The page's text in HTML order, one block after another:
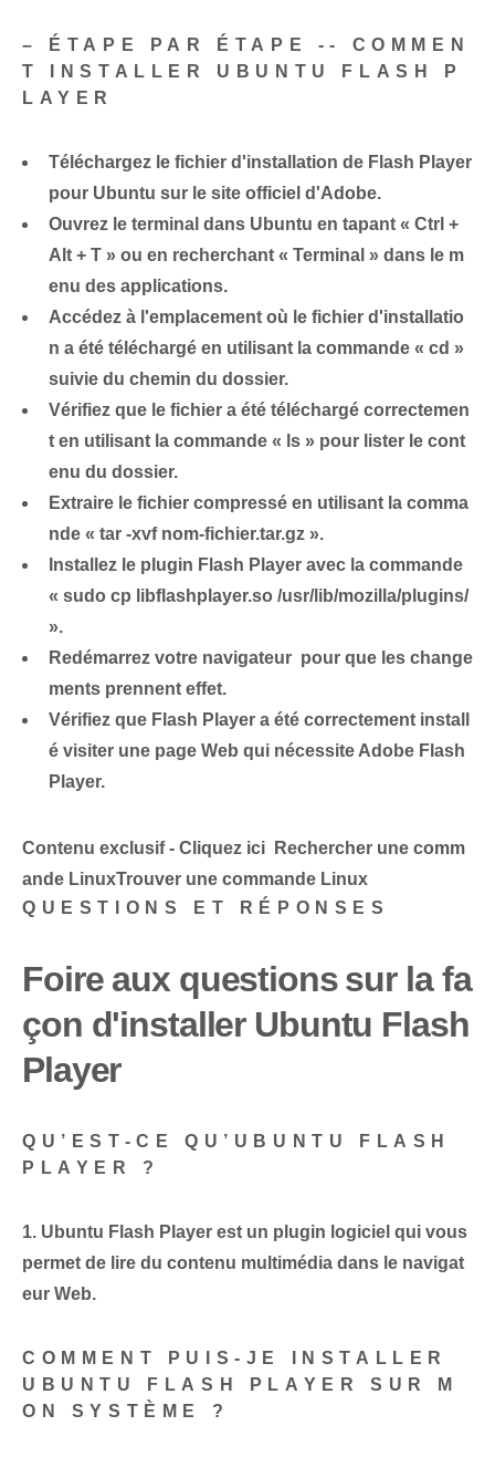
– ÉTAPE PAR ÉTAPE ​--‌ COMMEN
T INSTALLER UBUNTU FLASH P
LAYER
Téléchargez le fichier d'installation de Flash Player
pour Ubuntu sur le site officiel d'Adobe.
Ouvrez le terminal dans Ubuntu en tapant « Ctrl +
Alt + T » ou en recherchant « Terminal » dans le m
enu des applications.
Accédez à l'emplacement où le fichier d'installatio
n a été téléchargé en utilisant la commande « cd »
suivie du chemin du dossier.
Vérifiez que le fichier a été téléchargé correctemen
t ⁤en utilisant la commande‍ « ls »⁢ pour lister le cont
enu⁣ du ⁣dossier.
Extraire le fichier compressé en utilisant la comma
nde « tar -xvf nom-fichier.tar.gz ».
Installez le plugin Flash Player avec la commande
« sudo cp libflashplayer.so /usr/lib/mozilla/plugins/
».
Redémarrez votre navigateur ⁣ pour que les change
ments prennent effet.
Vérifiez que Flash Player a été correctement install
é visiter une page Web qui nécessite Adobe Flash
Player.
Contenu exclusif - Cliquez ici Rechercher une comm
ande LinuxTrouver une commande Linux
QUESTIONS ET RÉPONSES
Foire aux questions⁢ sur la fa
çon d'installer ‌Ubuntu ‍Flash
Player
QU’EST-CE QU’UBUNTU FLASH
PLAYER ?
1. Ubuntu Flash Player est un plugin logiciel qui vous
permet de lire du contenu multimédia dans le navigat
eur Web.
COMMENT PUIS-JE INSTALLER
UBUNTU FLASH PLAYER SUR M
ON SYSTÈME ?